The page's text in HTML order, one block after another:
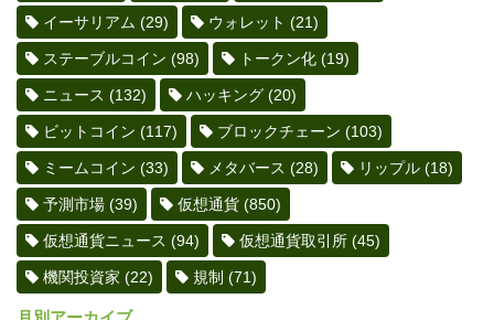
イーサリアム (29) ウォレット (21)
ステーブルコイン (98) トークン化 (19)
ニュース (132) ハッキング (20)
ビットコイン (117) ブロックチェーン (103)
ミームコイン (33) メタバース (28) リップル (18)
予測市場 (39) 仮想通貨 (850)
仮想通貨ニュース (94) 仮想通貨取引所 (45)
機関投資家 (22) 規制 (71)